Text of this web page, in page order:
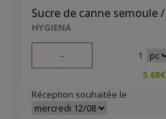
HYGIENA
- 1
5.68€
Réception souhaitée le